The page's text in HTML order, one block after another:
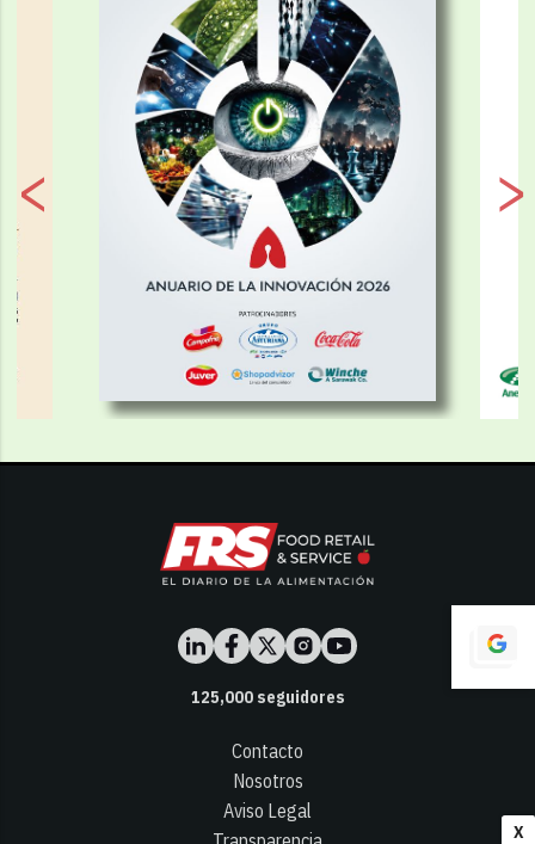
X
125,000seguidores
Contacto
Nosotros
Aviso Legal